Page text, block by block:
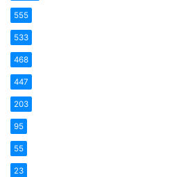
555
533
468
447
203
95
55
23